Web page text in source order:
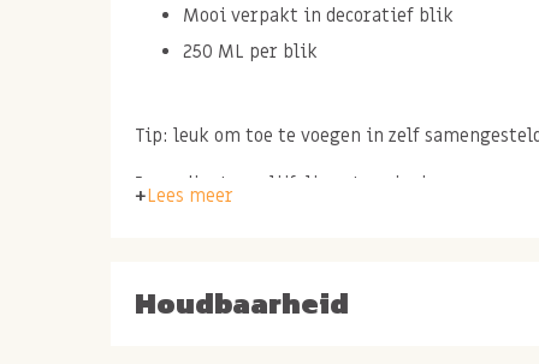
Mooi verpakt in decoratief blik
250 ML per blik
Tip: leuk om toe te voegen in zelf
Ingredienten: olijfolie extra virgin.
Olijfolie extra vierge
Lees meer
Houdbaarheid